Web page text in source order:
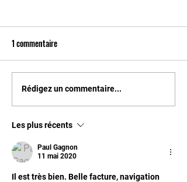
Bénificiez de 10 € grâce à
notre partenaire !
1 commentaire
Rédigez un commentaire...
Les plus récents
Paul Gagnon
11 mai 2020
Il est très bien. Belle facture, navigation